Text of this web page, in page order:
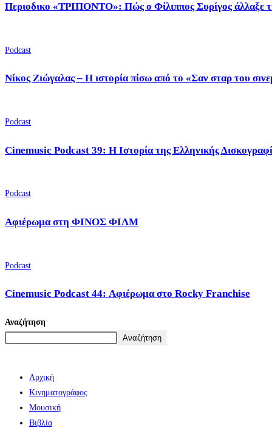
Περιοδικο «ΤΡΙΠΟΝΤΟ»: Πώς ο Φίλιππος Συρίγος άλλαξε
Podcast
Νίκος Ζιώγαλας – Η ιστορία πίσω από το «Σαν σταρ του
Podcast
Cinemusic Podcast 39: Η Ιστορία της Ελληνικής
Podcast
Αφιέρωμα στη ΦΙΝΟΣ ΦΙΛΜ
Podcast
Cinemusic Podcast 44: Αφιέρωμα στο Rocky Franchise
Αναζήτηση
Αναζήτηση
Αρχική
Κινηματογράφος
Μουσική
Βιβλία